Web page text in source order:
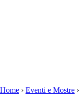
Home › Eventi e Mostre ›